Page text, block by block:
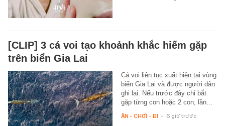
[CLIP] 3 cá voi tạo khoảnh khắc hiếm gặp
trên biển Gia Lai
Cá voi liên tục xuất hiện tại vùng
biển Gia Lai và được người dân
ghi lại. Nếu trước đây chỉ bắt
gặp từng con hoặc 2 con, lần…
ĂN - CHƠI - ĐI - 6 giờ trước